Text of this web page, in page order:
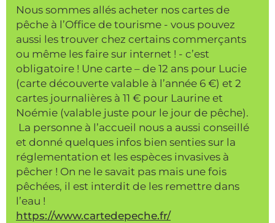
Nous sommes allés acheter nos cartes de
pêche à l’Office de tourisme - vous pouvez
aussi les trouver chez certains commerçants
ou même les faire sur internet ! - c’est
obligatoire ! Une carte – de 12 ans pour Lucie
(carte découverte valable à l’année 6 €) et 2
cartes journalières à 11 € pour Laurine et
Noémie (valable juste pour le jour de pêche).
La personne à l’accueil nous a aussi conseillé
et donné quelques infos bien senties sur la
réglementation et les espèces invasives à
pêcher ! On ne le savait pas mais une fois
pêchées, il est interdit de les remettre dans
l’eau !
https://www.cartedepeche.fr/